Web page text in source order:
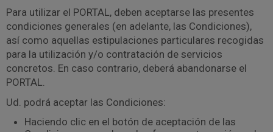
Para utilizar el PORTAL, deben aceptarse las presentes
condiciones generales (en adelante, las Condiciones),
así como aquellas estipulaciones particulares recogidas
para la utilización y/o contratación de servicios
concretos. En caso contrario, deberá abandonarse el
PORTAL.
Ud. podrá aceptar las Condiciones:
Haciendo clic en el botón de aceptación de las